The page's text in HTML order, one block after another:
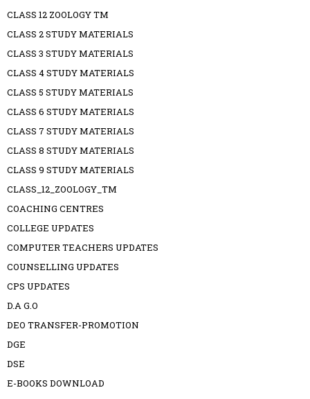
CLASS 12 ZOOLOGY TM
CLASS 2 STUDY MATERIALS
CLASS 3 STUDY MATERIALS
CLASS 4 STUDY MATERIALS
CLASS 5 STUDY MATERIALS
CLASS 6 STUDY MATERIALS
CLASS 7 STUDY MATERIALS
CLASS 8 STUDY MATERIALS
CLASS 9 STUDY MATERIALS
CLASS_12_ZOOLOGY_TM
COACHING CENTRES
COLLEGE UPDATES
COMPUTER TEACHERS UPDATES
COUNSELLING UPDATES
CPS UPDATES
D.A G.O
DEO TRANSFER-PROMOTION
DGE
DSE
E-BOOKS DOWNLOAD